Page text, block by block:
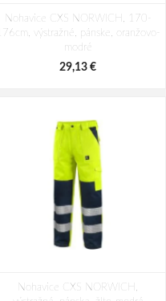
Nohavice CXS NORWICH, 170-
176cm, výstražné, pánske, oranžovo-
modré
29,13 €
Nohavice CXS NORWICH,